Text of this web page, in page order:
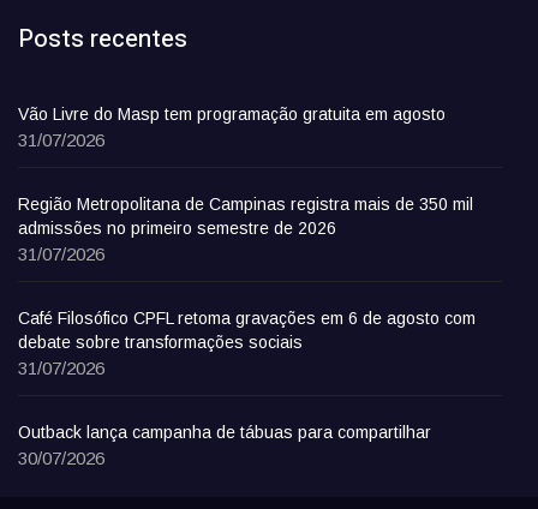
Posts recentes
Vão Livre do Masp tem programação gratuita em agosto
31/07/2026
Região Metropolitana de Campinas registra mais de 350 mil
admissões no primeiro semestre de 2026
31/07/2026
Café Filosófico CPFL retoma gravações em 6 de agosto com
debate sobre transformações sociais
31/07/2026
Outback lança campanha de tábuas para compartilhar
30/07/2026